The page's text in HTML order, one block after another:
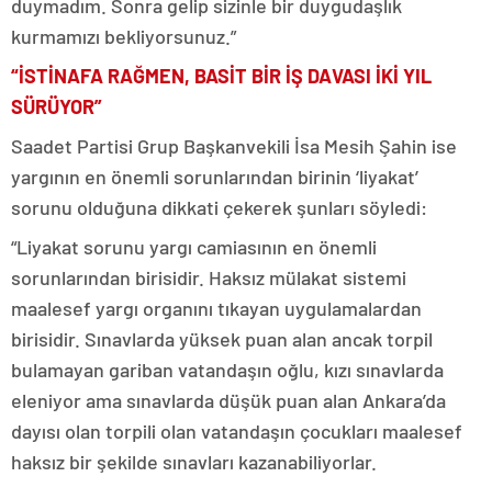
duymadım. Sonra gelip sizinle bir duygudaşlık
kurmamızı bekliyorsunuz.”
“İSTİNAFA RAĞMEN, BASİT BİR İŞ DAVASI İKİ YIL
SÜRÜYOR”
Saadet Partisi Grup Başkanvekili İsa Mesih Şahin ise
yargının en önemli sorunlarından birinin ‘liyakat’
sorunu olduğuna dikkati çekerek şunları söyledi:
“Liyakat sorunu yargı camiasının en önemli
sorunlarından birisidir. Haksız mülakat sistemi
maalesef yargı organını tıkayan uygulamalardan
birisidir. Sınavlarda yüksek puan alan ancak torpil
bulamayan gariban vatandaşın oğlu, kızı sınavlarda
eleniyor ama sınavlarda düşük puan alan Ankara’da
dayısı olan torpili olan vatandaşın çocukları maalesef
haksız bir şekilde sınavları kazanabiliyorlar.